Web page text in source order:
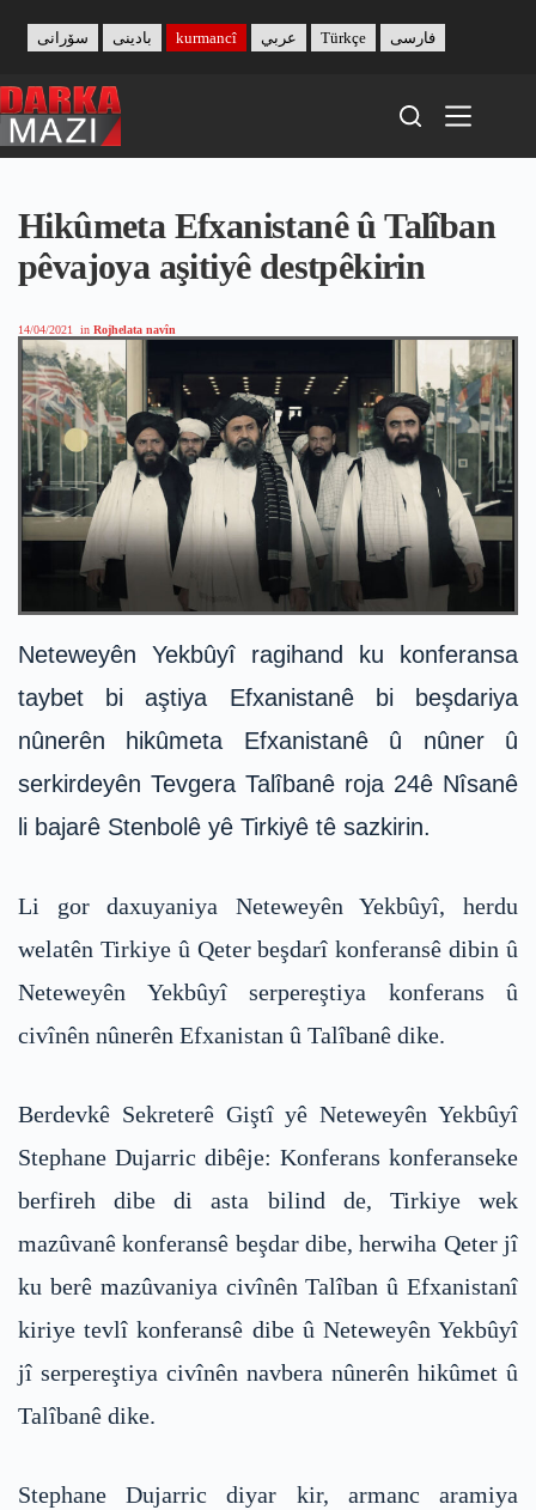
content
بادینی سۆرانی kurmancî عربي Türkçe فارسی
Hikûmeta Efxanistanê û Talîban
pêvajoya aşitiyê destpêkirin
14/04/2021 in Rojhelata navîn
Neteweyên Yekbûyî ragihand ku konferansa
taybet bi aştiya Efxanistanê bi beşdariya
nûnerên hikûmeta Efxanistanê û nûner û
serkirdeyên Tevgera Talîbanê roja 24ê Nîsanê
li bajarê Stenbolê yê Tirkiyê tê sazkirin.
Li gor daxuyaniya Neteweyên Yekbûyî, herdu
welatên Tirkiye û Qeter beşdarî konferansê dibin û
Neteweyên Yekbûyî serpereştiya konferans û
civînên nûnerên Efxanistan û Talîbanê dike.
Berdevkê Sekreterê Giştî yê Neteweyên Yekbûyî
Stephane Dujarric dibêje: Konferans konferanseke
berfireh dibe di asta bilind de, Tirkiye wek
mazûvanê konferansê beşdar dibe, herwiha Qeter jî
ku berê mazûvaniya civînên Talîban û Efxanistanî
kiriye tevlî konferansê dibe û Neteweyên Yekbûyî
jî serpereştiya civînên navbera nûnerên hikûmet û
Talîbanê dike.
Stephane Dujarric diyar kir, armanc aramiya